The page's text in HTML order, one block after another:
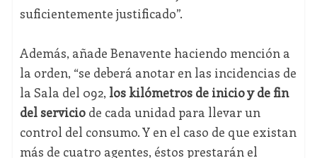
suficientemente justificado”.
Además, añade Benavente haciendo mención a
la orden, “se deberá anotar en las incidencias de
la Sala del 092, los kilómetros de inicio y de fin
del serviciode cada unidad para llevar un
control del consumo. Y en el caso de que existan
más de cuatro agentes, éstos prestarán el